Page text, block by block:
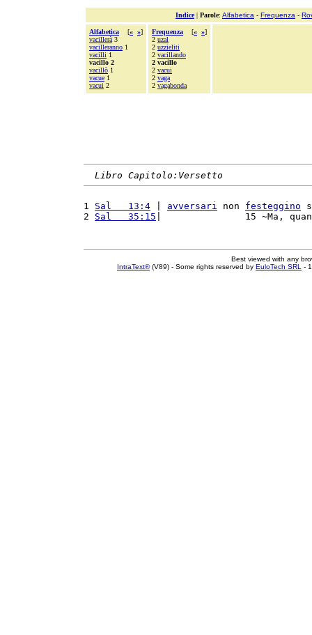
Indice| Parole: Alfabetica - Frequenza -
Alfabetica [« »]
vacillerà 3
vacilleranno 1
vacilli 1
vacillo 2
vacillò 1
vacue 1
vacui 2
Frequenza [« »]
2 uzal
2 uzzieliti
2 vacillando
2 vacillo
2 vacui
2 vaga
2 vagabonda
Libro Capitolo:Versetto
1 Sal   13:4 avversari non festeggino
2 Sal   35:15 |               15 ~Ma,
Best viewed with any
IntraText®(V89) - Some rights reserved by EuloTech SRL -